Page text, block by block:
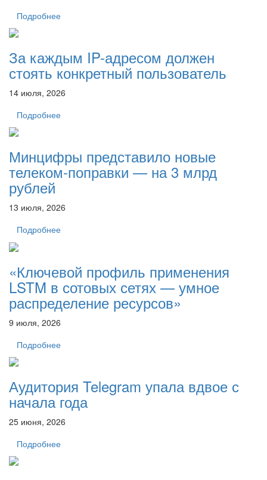
Подробнее
За каждым IP-адресом должен
стоять конкретный пользователь
14 июля, 2026
Подробнее
Минцифры представило новые
телеком-поправки — на 3 млрд
рублей
13 июля, 2026
Подробнее
«Ключевой профиль применения
LSTM в сотовых сетях — умное
распределение ресурсов»
9 июля, 2026
Подробнее
Аудитория Telegram упала вдвое с
начала года
25 июня, 2026
Подробнее